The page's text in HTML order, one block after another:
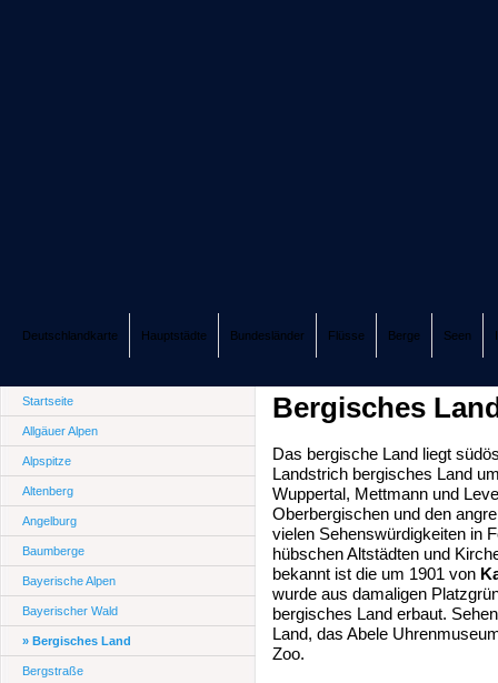
Deutschlandkarte Hauptstädte Bundesländer Flüsse Berge Seen
Startseite
Allgäuer Alpen
Alpspitze
Altenberg
Angelburg
Baumberge
Bayerische Alpen
Bayerischer Wald
» Bergisches Land
Bergstraße
Bergisches
Das bergische Land liegt
Landstrich bergisches Land
Wuppertal, Mettmann und
Oberbergischen und den
vielen Sehenswürdigkeiten in
hübschen Altstädten und
bekannt ist die um 1901 von
wurde aus damaligen
bergisches Land erbaut.
Land, das Abele
Zoo.